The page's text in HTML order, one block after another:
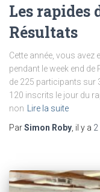
Les rapides
Résultats
Cette année, vous avez
pendant le week end
de 225 participants sur
120 inscrits le jour du
non
Lire la suite
ParSimon Roby , il y a 2